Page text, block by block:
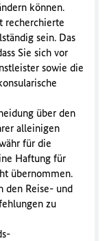
können.
recherchierte
sein. Das
Sie sich vor
sowie die
über den
alleinigen
für die
Haftung für
übernommen.
den Reise- und
zu